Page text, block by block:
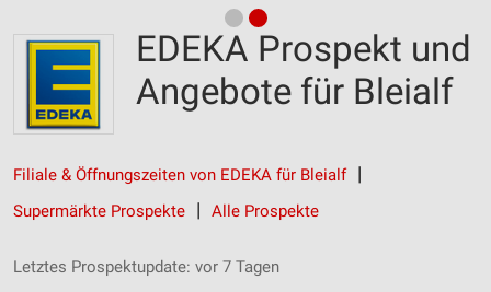
EDEKA Prospekt und
Angebote für Bleialf
Filiale & Öffnungszeiten von EDEKA für Bleialf
Supermärkte Prospekte
Alle Prospekte
Letztes Prospektupdate: vor 7 Tagen